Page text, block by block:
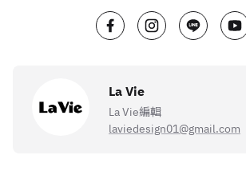
La Vie
La Vie編輯
laviedesign01@gmail.com